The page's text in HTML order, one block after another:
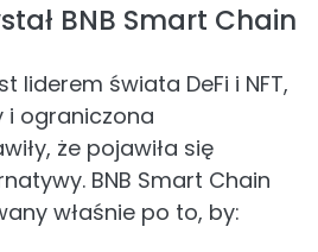
BNB Smart Chain
liderem świata DeFi i NFT,
i ograniczona
że pojawiła się
BNB Smart Chain
właśnie po to, by: